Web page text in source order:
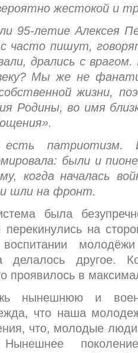
жестокой и
95-летие Алексея
часто пишут,
дрались с
Мы же не
жизни,
Родины, во имя
патриотизм.
были и
когда началась
шли на фронт.
была
на
делалось другое.
проявилось в
нынешнюю и
что наша
что, молодые люди
Нынешнее